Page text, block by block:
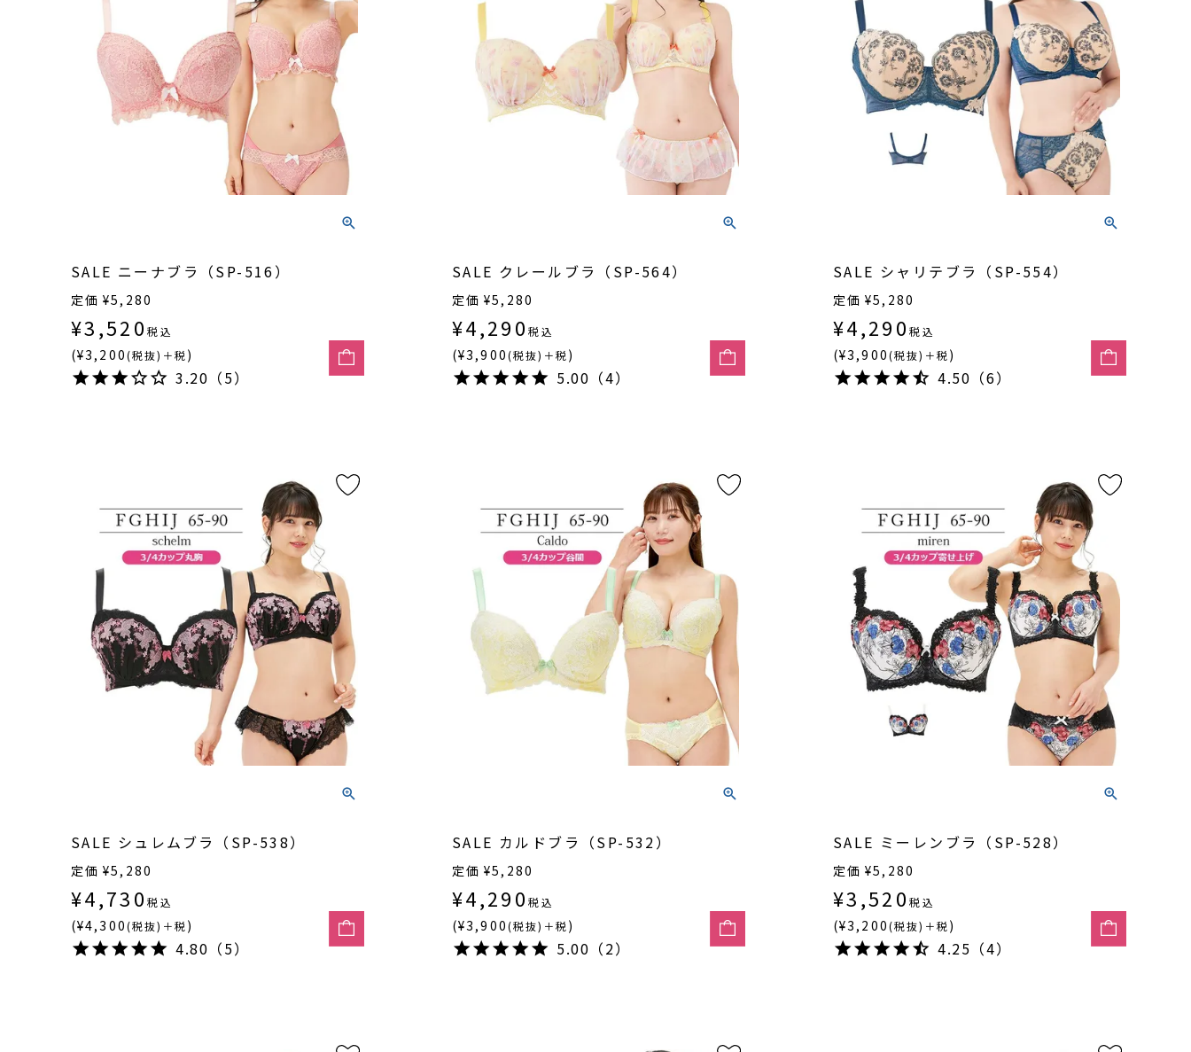
SALE ニーナブラ（SP-516）
定価 ¥5,280
¥3,520 税込
(¥3,200(税抜)＋税)
3.20（5）
SALE クレールブラ（SP-564）
定価 ¥5,280
¥4,290 税込
(¥3,900(税抜)＋税)
5.00（4）
SALE シャリテブラ（SP-554）
定価 ¥5,280
¥4,290 税込
(¥3,900(税抜)＋税)
4.50（6）
SALE シュレムブラ（SP-538）
定価 ¥5,280
¥4,730 税込
(¥4,300(税抜)＋税)
4.80（5）
SALE カルドブラ（SP-532）
定価 ¥5,280
¥4,290 税込
(¥3,900(税抜)＋税)
5.00（2）
SALE ミーレンブラ（SP-528）
定価 ¥5,280
¥3,520 税込
(¥3,200(税抜)＋税)
4.25（4）